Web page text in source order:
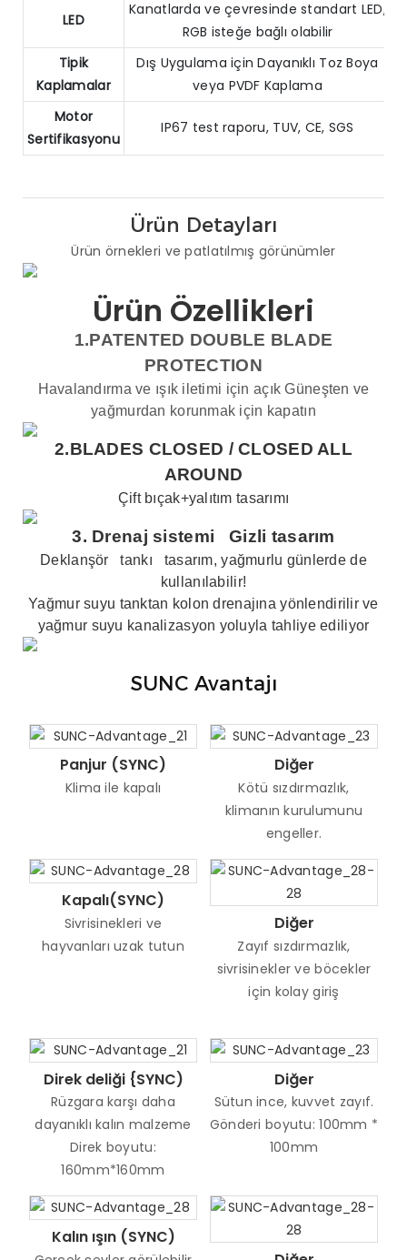
LED
Kanatlarda ve çevresinde standart LED,
RGB isteğe bağlı olabilir
Tipik
Kaplamalar
Dış Uygulama için Dayanıklı Toz Boya
veya PVDF Kaplama
Motor
Sertifikasyonu
IP67 test raporu, TUV, CE, SGS
Ürün Detayları
Ürün örnekleri ve patlatılmış görünümler
Ürün Özellikleri
1.PATENTED DOUBLE BLADE
PROTECTION
Havalandırma ve ışık iletimi için açık Güneşten ve
yağmurdan korunmak için kapatın
2.BLADES CLOSED /CLOSED ALL
AROUND
Çift bıçak+yalıtım tasarımı
3. Drenaj sistemi Gizli tasarım
Deklanşör tankı
tasarım, yağmurlu günlerde de
kullanılabilir!
Yağmur suyu tanktan kolon drenajına yönlendirilir ve
yağmur suyu kanalizasyon yoluyla tahliye ediliyor
SUNC Avantajı
Panjur (SYNC)
Klima ile kapalı
Diğer
Kötü sızdırmazlık,
klimanın kurulumunu
engeller.
Kapalı(SYNC)
Sivrisinekleri ve
hayvanları uzak tutun
Diğer
Zayıf sızdırmazlık,
sivrisinekler ve böcekler
için kolay giriş
Direk deliği {SYNC)
Rüzgara karşı daha
dayanıklı kalın malzeme
Direk boyutu:
160mm*160mm
Diğer
Sütun ince, kuvvet zayıf.
Gönderi boyutu: 100mm *
100mm
Kalın ışın (SYNC)